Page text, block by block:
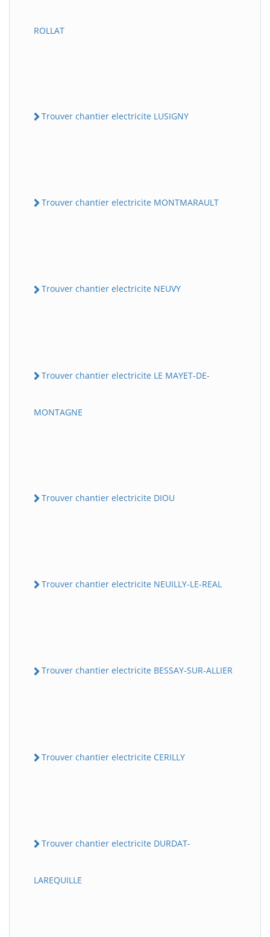
ROLLAT
Trouver chantier electricite LUSIGNY
Trouver chantier electricite MONTMARAULT
Trouver chantier electricite NEUVY
Trouver chantier electricite LE MAYET-DE-
MONTAGNE
Trouver chantier electricite DIOU
Trouver chantier electricite NEUILLY-LE-REAL
Trouver chantier electricite BESSAY-SUR-ALLIER
Trouver chantier electricite CERILLY
Trouver chantier electricite DURDAT-
LAREQUILLE